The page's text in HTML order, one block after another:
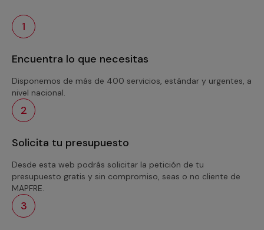
1
Encuentra lo que necesitas
Disponemos de más de 400 servicios, estándar y urgentes, a
nivel nacional.
2
Solicita tu presupuesto
Desde esta web podrás solicitar la petición de tu
presupuesto gratis y sin compromiso, seas o no cliente de
MAPFRE.
3